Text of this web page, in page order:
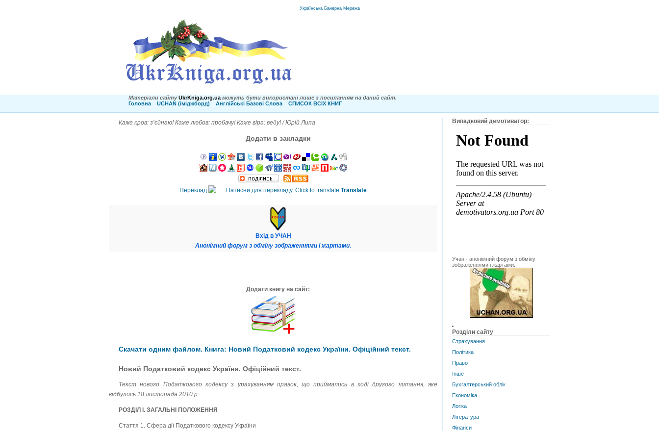
Українська Банерна Мережа
Матеріали сайту UkrKniga.org.ua можуть бути використані лише з посиланням на даний сайт.
Головна
UCHAN (іміджборд) Англійські Базові Слова СПИСОК ВСІХ КНИГ
Каже кров: з’єднаю! Каже любов: пробачу! Каже віра: веду! / Юрій Липа
Додати в закладки
Переклад Translate
Вхід в УЧАН
Анонімний форум з обміну зображеннями і жартами.
Додати книгу на сайт:
Скачати одним файлом. Книга: Новий Податковий кодекс України. Офіційний текст.
Новий Податковий кодекс України. Офіційний текст.
Текст нового Податкового кодексу з урахуванням правок, що приймались в ході другого читання, яке
відбулось 18 листопада 2010 р.
РОЗДІЛ І. ЗАГАЛЬНІ ПОЛОЖЕННЯ
Стаття 1. Сфера дії Податкового кодексу України
Випадковий демотиватор:
Учан - анонімний форум з обміну
зображеннями і жартами:
Розділи сайту
Страхування
Політика
Право
Інше
Бухгалтерський облік
Економіка
Логіка
Література
Фінанси